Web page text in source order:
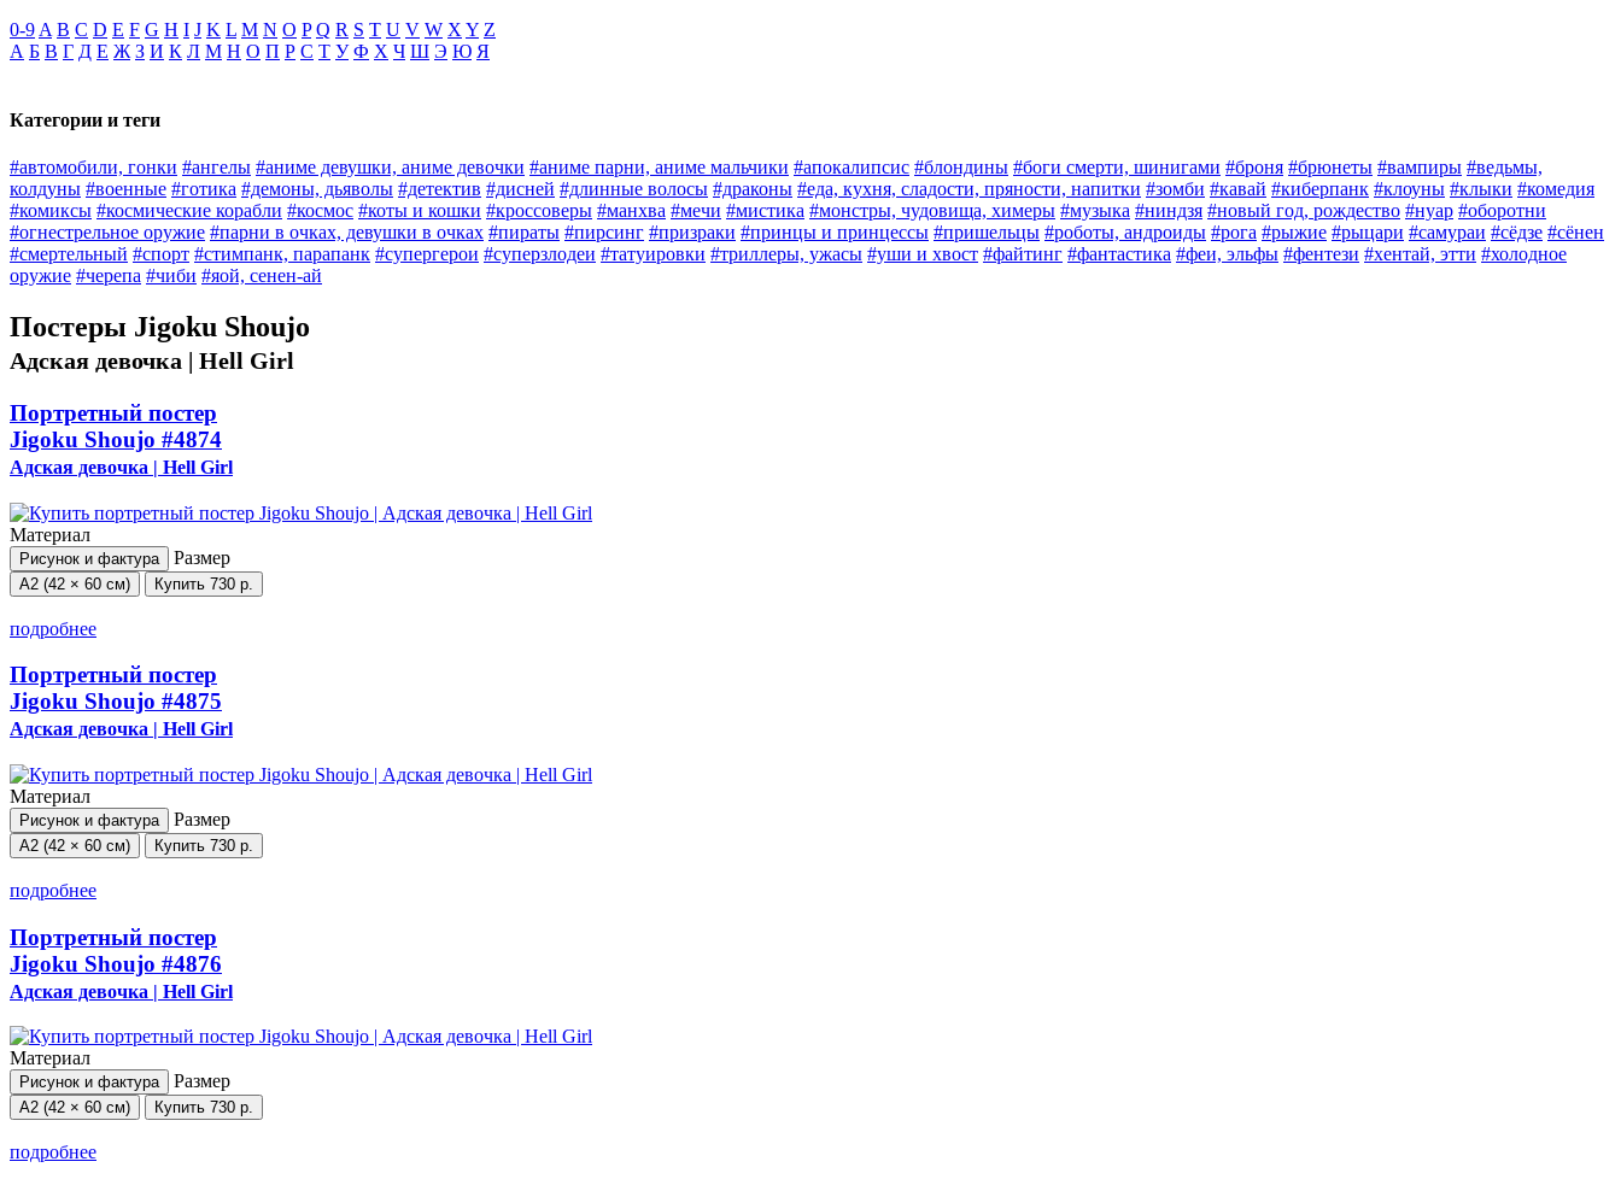
0-9 A B C D E F G H I J K L M N O P Q R S T U V W X Y Z
А Б В Г Д Е Ж З И К Л М Н О П Р С Т У Ф Х Ч Ш Э Ю Я
Категории и теги
#автомобили, гонки #ангелы #аниме девушки, аниме девочки #аниме парни, аниме мальчики #апокалипсис #блондины #боги смерти, шинигами #броня #брюнеты #вампиры #ведьмы,
колдуны #военные #готика #демоны, дьяволы #детектив #дисней #длинные волосы #драконы #еда, кухня, сладости, пряности, напитки #зомби #кавай #киберпанк #клоуны #клыки #комедия
#комиксы #космические корабли #космос #коты и кошки #кроссоверы #манхва #мечи #мистика #монстры, чудовища, химеры #музыка #ниндзя #новый год, рождество #нуар #оборотни
#огнестрельное оружие #парни в очках, девушки в очках #пираты #пирсинг #призраки #принцы и принцессы #пришельцы #роботы, андроиды #рога #рыжие #рыцари #самураи #сёдзе #сёнен
#смертельный #спорт #стимпанк, парапанк #супергерои #суперзлодеи #татуировки #триллеры, ужасы #уши и хвост #файтинг #фантастика #феи, эльфы #фентези #хентай, этти #холодное
оружие #черепа #чиби #яой, сенен-ай
Постеры Jigoku Shoujo
Адская девочка | Hell Girl
Портретный постер
Jigoku Shoujo #4874
Адская девочка | Hell Girl
Материал
Рисунок и фактура Размер
А2 (42 × 60 см) Купить 730 р.
подробнее
Портретный постер
Jigoku Shoujo #4875
Адская девочка | Hell Girl
Материал
Рисунок и фактура Размер
А2 (42 × 60 см) Купить 730 р.
подробнее
Портретный постер
Jigoku Shoujo #4876
Адская девочка | Hell Girl
Материал
Рисунок и фактура Размер
А2 (42 × 60 см) Купить 730 р.
подробнее